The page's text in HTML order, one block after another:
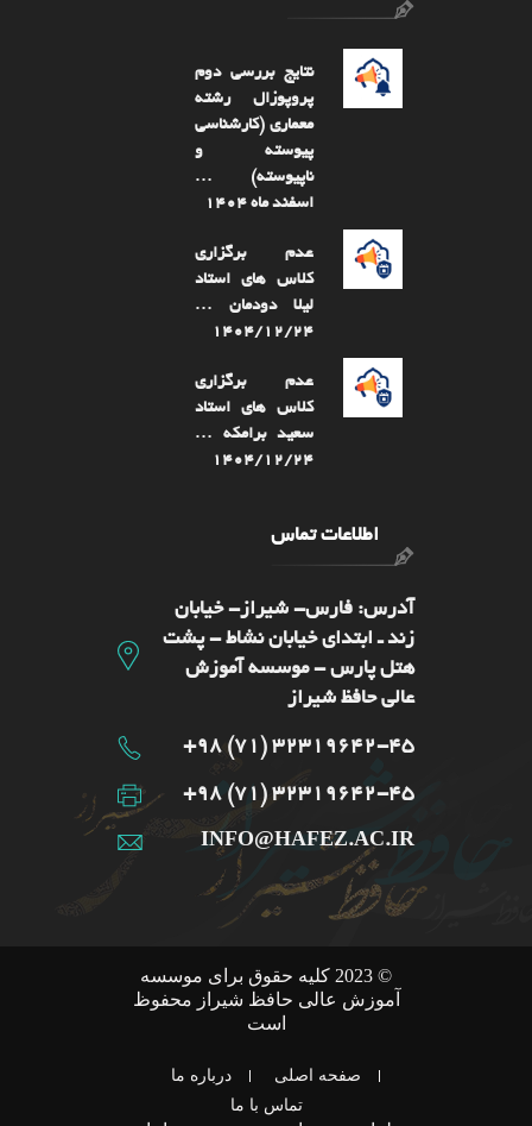
نتایج بررسی دوم
پروپوزال رشته
معماری (کارشناسی
پیوسته و
ناپیوسته) …
اسفند ماه ۱۴۰۴
عدم برگزاری
کلاس های استاد
لیلا دودمان …
۱۴۰۴/۱۲/۲۴
عدم برگزاری
کلاس های استاد
سعید برامکه …
۱۴۰۴/۱۲/۲۴
اطلاعات تماس
آدرس: فارس- شيراز- خیابان
زند ـ ابتدای خیابان نشاط - پشت
هتل پارس - موسسه آموزش
عالی حافظ شیراز
32319642-45 (71) 98+
32319642-45 (71) 98+
INFO@HAFEZ.AC.IR
© 2023 کلیه حقوق برای موسسه
آموزش عالی حافظ شیراز محفوظ
است
صفحه اصلی
درباره ما
تماس با ما